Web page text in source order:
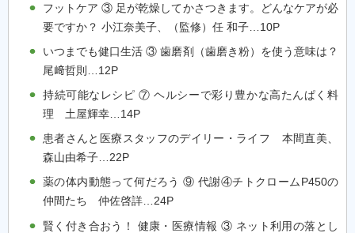
フットケア ③ 足が乾燥してかさつきます。どんなケアが必
要ですか？ 小江奈美子、（監修）任 和子…10P
いつまでも健口生活 ③ 歯磨剤（歯磨き粉）を使う意味は？
尾﨑哲則…12P
持続可能なレシピ ⑦ ヘルシーで彩り豊かな高たんぱく料
理 土屋輝幸…14P
患者さんと医療スタッフのデイリー・ライフ 本間直美、
森山由希子…22P
薬の体内動態って何だろう ⑨ 代謝④チトクロームP450の
仲間たち 仲佐啓詳…24P
賢く付き合おう！ 健康・医療情報 ③ ネット利用の落とし